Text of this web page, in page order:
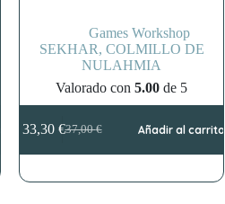
Games Workshop
SEKHAR, COLMILLO DE
NULAHMIA
Valorado con5.00 de 5
37,00€
El
precio
era:
33,30 €El
precio
es:
Añadir al carrito